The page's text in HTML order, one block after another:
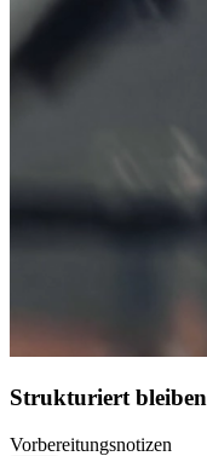
Strukturiert bleiben
Vorbereitungsnotizen